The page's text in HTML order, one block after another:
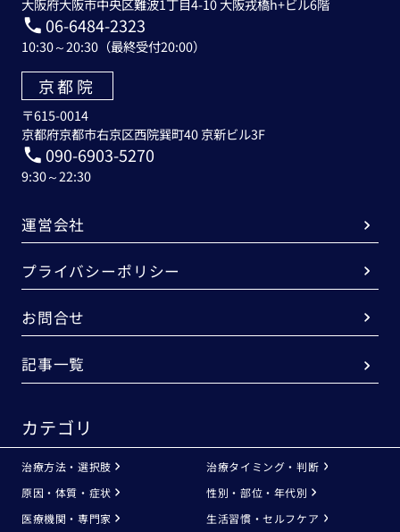
大阪府大阪市中央区難波1丁目4-10 大阪戎橋h+ビル6階
06-6484-2323
10:30～20:30（最終受付20:00）
京都院
〒615-0014
京都府京都市右京区西院巽町40 京新ビル3F
090-6903-5270
9:30～22:30
運営会社
プライバシーポリシー
お問合せ
記事一覧
カテゴリ
治療方法・選択肢
治療タイミング・判断
原因・体質・症状
性別・部位・年代別
医療機関・専門家
生活習慣・セルフケア